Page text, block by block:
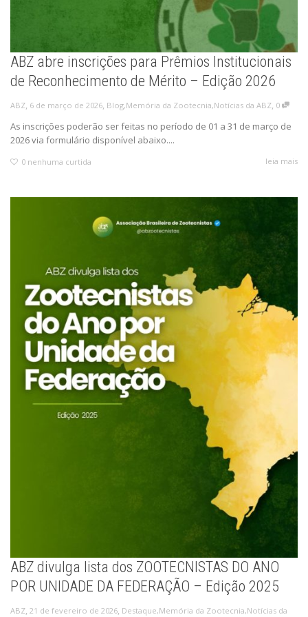
ABZ abre inscrições para Prêmios Institucionais
de Reconhecimento de Mérito – Edição 2026
ABZ, 6 de março de 2026, Blog,Memória da Zootecnia,Notícias da ABZ, 0
As inscrições poderão ser feitas no período de 01 a 31 de março de
2026 via formulário disponível abaixo....
0 nenhuma curtida leia mais
ABZ divulga lista dos ZOOTECNISTAS DO ANO
POR UNIDADE DA FEDERAÇÃO – Edição 2025
ABZ, 21 de fevereiro de 2026, Destaque,Memória da Zootecnia,Notícias da